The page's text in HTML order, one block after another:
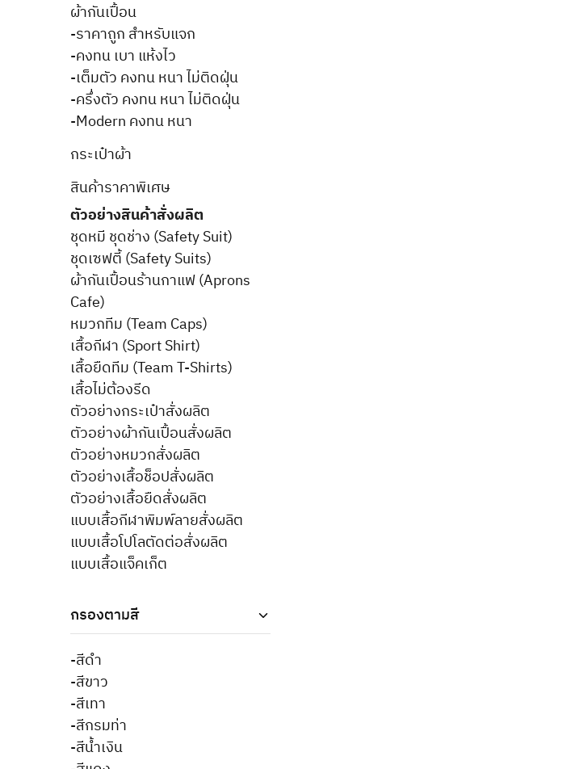
ผ้ากันเปื้อน
-ราคาถูก สำหรับแจก
-คงทน เบา แห้งไว
-เต็มตัว คงทน หนา ไม่ติดฝุ่น
-ครึ่งตัว คงทน หนา ไม่ติดฝุ่น
-Modern คงทน หนา
กระเป๋าผ้า
สินค้าราคาพิเศษ
ตัวอย่างสินค้าสั่งผลิต
ชุดหมี ชุดช่าง (Safety Suit)
ชุดเซฟตี้ (Safety Suits)
ผ้ากันเปื้อนร้านกาแฟ (Aprons
Cafe)
หมวกทีม (Team Caps)
เสื้อกีฬา (Sport Shirt)
เสื้อยืดทีม (Team T-Shirts)
เสื้อไม่ต้องรีด
ตัวอย่างกระเป๋าสั่งผลิต
ตัวอย่างผ้ากันเปื้อนสั่งผลิต
ตัวอย่างหมวกสั่งผลิต
ตัวอย่างเสื้อช็อปสั่งผลิต
ตัวอย่างเสื้อยืดสั่งผลิต
แบบเสื้อกีฬาพิมพ์ลายสั่งผลิต
แบบเสื้อโปโลตัดต่อสั่งผลิต
แบบเสื้อแจ็คเก็ต
กรองตามสี
-สีดำ
-สีขาว
-สีเทา
-สีกรมท่า
-สีน้ำเงิน